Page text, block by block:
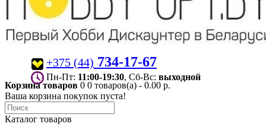
+375 (44) 734-17-67
Пн-Пт: 11:00-19:30 , Сб-Вс: выходной
Корзина товаров 0 0 товаров(а) - 0.00 р.
Ваша корзина покупок пуста!
Каталог товаров